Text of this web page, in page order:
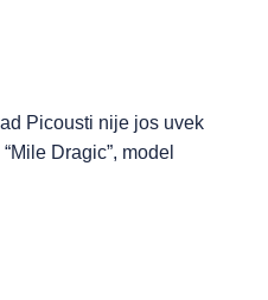
Picousti nije jos uvek
Dragic”, model